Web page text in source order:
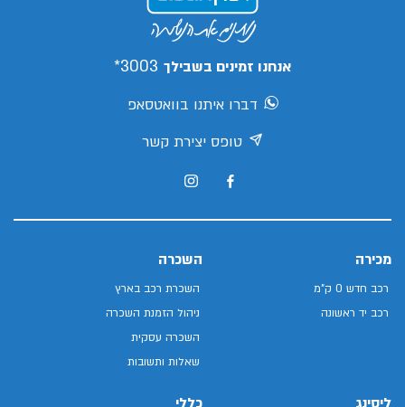
אנחנו זמינים בשבילך 3003*
דברו איתנו בוואטסאפ
טופס יצירת קשר
מכירה
רכב חדש 0 ק"מ
רכב יד ראשונה
השכרה
השכרת רכב בארץ
ניהול הזמנת השכרה
השכרה עסקית
שאלות ותשובות
ליסינג כללי